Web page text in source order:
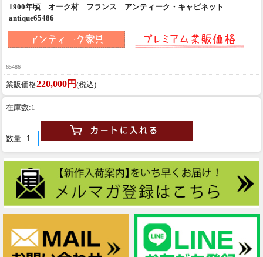
1900年頃 オーク材 フランス アンティーク・キャビネット
antique65486
65486
業販価格220,000円 (税込)
在庫数:1
数量